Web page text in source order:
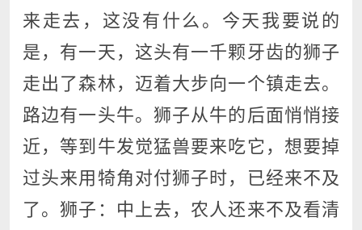
来走去，这没有什么。今天我要说的
是，有一天，这头有一千颗牙齿的狮子
走出了森林，迈着大步向一个镇走去。
路边有一头牛。狮子从牛的后面悄悄接
近，等到牛发觉猛兽要来吃它，想要掉
过头来用犄角对付狮子时，已经来不及
了。狮子：中上去，农人还来不及看清